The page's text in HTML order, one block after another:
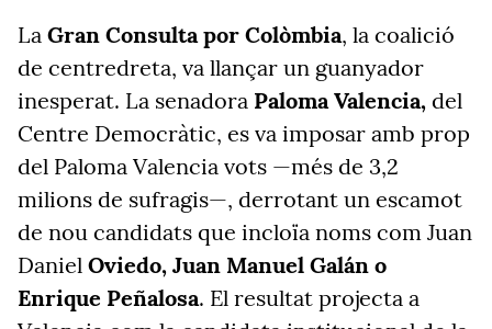
La Gran Consulta por Colòmbia, la coalició
de centredreta, va llançar un guanyador
inesperat. La senadora Paloma Valencia, del
Centre Democràtic, es va imposar amb prop
del Paloma Valencia vots —més de 3,2
milions de sufragis—, derrotant un escamot
de nou candidats que incloïa noms com Juan
Daniel Oviedo, Juan Manuel Galán o
Enrique Peñalosa. El resultat projecta a